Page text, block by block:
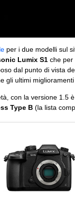
per i due modelli sul
Lumix S1 che per
dal punto di vista
gli ultimi
con la versione 1.5
Type B (la lista